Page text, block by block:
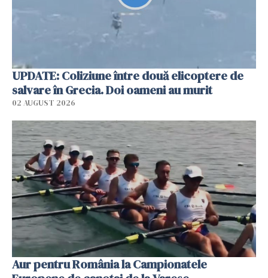
UPDATE: Coliziune între două elicoptere de
salvare în Grecia. Doi oameni au murit
02 AUGUST 2026
Aur pentru România la Campionatele